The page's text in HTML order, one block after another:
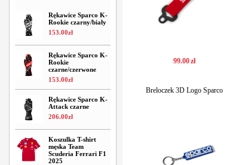
Rękawice Sparco K-
Rookie czarny/biały
153.00zł
Rękawice Sparco K-
Rookie
czarne/czerwone
153.00zł
Rękawice Sparco K-
Attack czarne
206.00zł
Koszulka T-shirt
męska Team
Scuderia Ferrari F1
2025
99.00zł
Breloczek 3D Logo Sparco